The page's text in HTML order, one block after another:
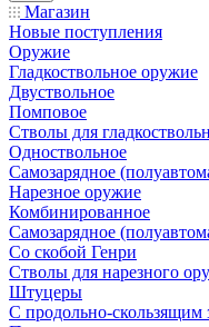
Магазин
Новые поступления
Оружие
Гладкоствольное оружие
Двуствольное
Помповое
Стволы для
Одноствольное
Самозарядное
Нарезное оружие
Комбинированное
Самозарядное
Со скобой Генри
Стволы для нарезного
Штуцеры
С продольно-скользящим